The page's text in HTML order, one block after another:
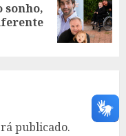
sonho,
publicado.